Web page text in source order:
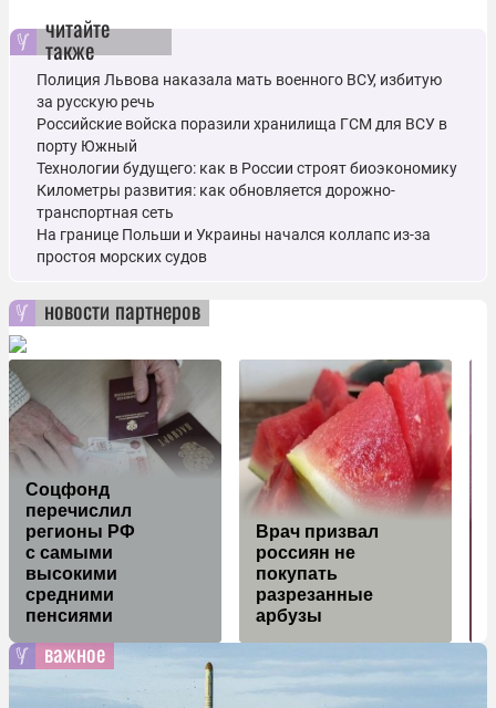
читайте
также
Полиция Львова наказала мать военного ВСУ, избитую
за русскую речь
Российские войска поразили хранилища ГСМ для ВСУ в
порту Южный
Технологии будущего: как в России строят биоэкономику
Километры развития: как обновляется дорожно-
транспортная сеть
На границе Польши и Украины начался коллапс из-за
простоя морских судов
новости партнеров
Соцфонд
перечислил
регионы РФ
с самыми
высокими
средними
пенсиями
Врач призвал
россиян не
покупать
разрезанные
арбузы
важное